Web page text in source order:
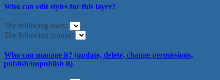
Who can edit styles for this layer?
The following users:
The following groups:
Who can manage it? (update, delete, change permissions,
publish/unpublish it)